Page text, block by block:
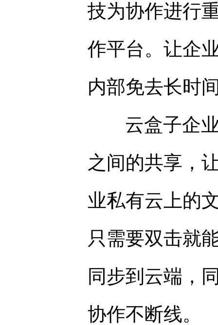
技为协作进行
作平台。让企
内部免去长时
云盒子企业
之间的共享，
业私有云上的
只需要双击就
同步到云端，
协作不断线。